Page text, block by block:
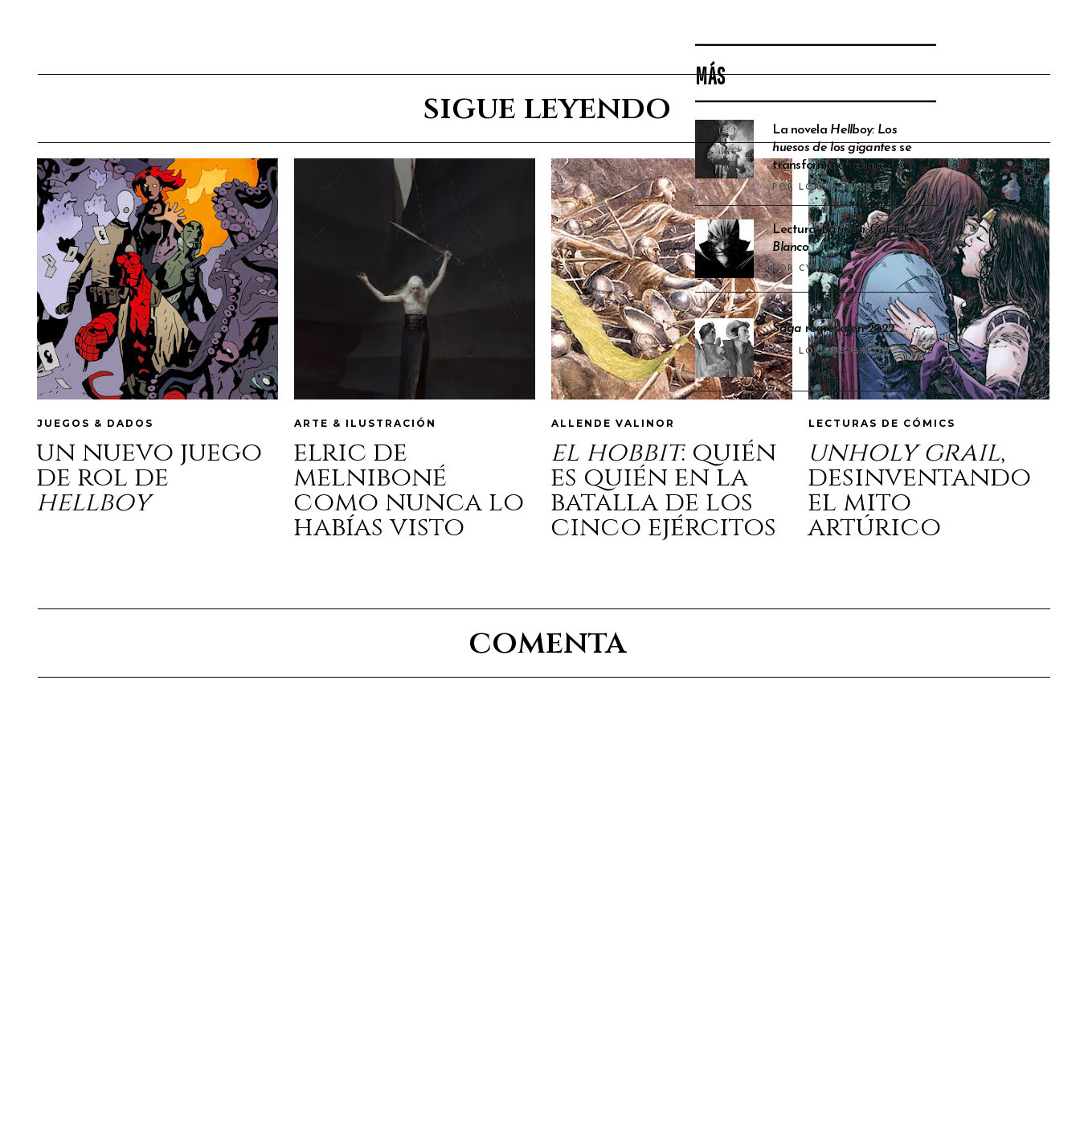
MÁS
La novela Hellboy: Los
huesos de los gigantesse
transforma en cómic
POR LOREN SPARROW
Lectura:Batman: Caballero
Blanco
POR CYRAM
Saga regresa en 2022
POR LOREN SPARROW
sigue leyendo
JUEGOS & DADOS
un nuevo juego
de rol de
hellboy
ARTE & ILUSTRACIÓN
elric de
melniboné
como nunca lo
habías visto
ALLENDE VALINOR
el hobbit: quién
es quién en la
batalla de los
cinco ejércitos
LECTURAS DE CÓMICS
unholy grail,
desinventando
el mito
artúrico
comenta